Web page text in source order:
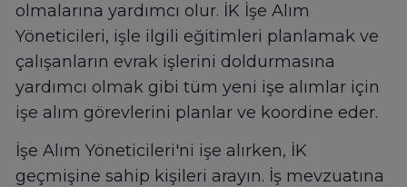
olmalarına yardımcı olur. İK İşe Alım
Yöneticileri, işle ilgili eğitimleri planlamak ve
çalışanların evrak işlerini doldurmasına
yardımcı olmak gibi tüm yeni işe alımlar için
işe alım görevlerini planlar ve koordine eder.
İşe Alım Yöneticileri'ni işe alırken, İK
geçmişine sahip kişileri arayın. İş mevzuatına